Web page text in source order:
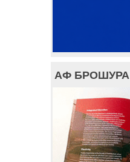
АФ БРОШУРА